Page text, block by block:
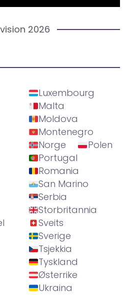
2026
Luxembourg
Malta
Moldova
Montenegro
Norge
Polen
Portugal
Romania
San Marino
Serbia
Storbritannia
Sveits
Sverige
Tsjekkia
Tyskland
Østerrike
Ukraina